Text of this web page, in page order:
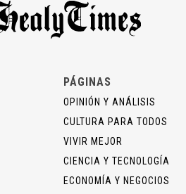
PÁGINAS
OPINIÓN Y ANÁLISIS
CULTURA PARA TODOS
VIVIR MEJOR
CIENCIA Y TECNOLOGÍA
ECONOMÍA Y NEGOCIOS